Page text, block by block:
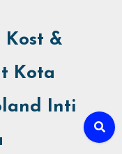
Kost &
Kota
Inti